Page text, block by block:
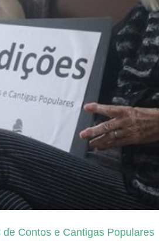
de Contos e Cantigas Populares